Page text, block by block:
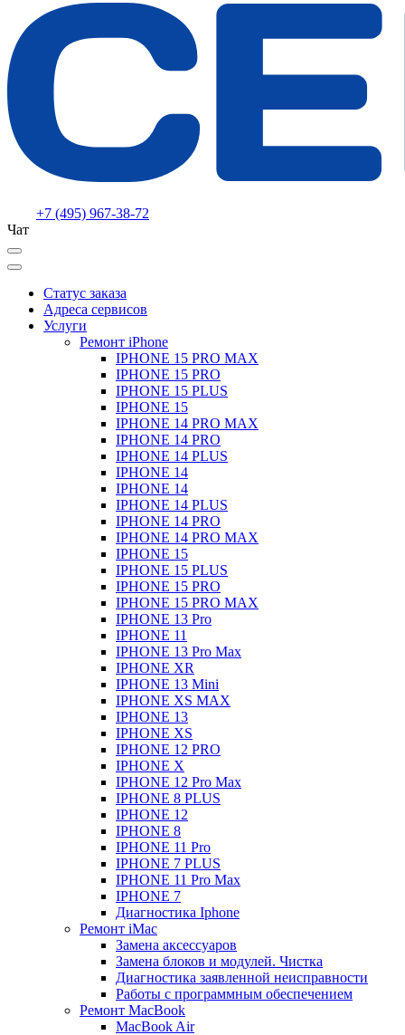
+7 (495) 967-38-72
Чат
Статус заказа
Адреса сервисов
Услуги
Ремонт iPhone
IPHONE 15 PRO MAX
IPHONE 15 PRO
IPHONE 15 PLUS
IPHONE 15
IPHONE 14 PRO MAX
IPHONE 14 PRO
IPHONE 14 PLUS
IPHONE 14
IPHONE 14
IPHONE 14 PLUS
IPHONE 14 PRO
IPHONE 14 PRO MAX
IPHONE 15
IPHONE 15 PLUS
IPHONE 15 PRO
IPHONE 15 PRO MAX
IPHONE 13 Pro
IPHONE 11
IPHONE 13 Pro Max
IPHONE XR
IPHONE 13 Mini
IPHONE XS MAX
IPHONE 13
IPHONE XS
IPHONE 12 PRO
IPHONE X
IPHONE 12 Pro Max
IPHONE 8 PLUS
IPHONE 12
IPHONE 8
IPHONE 11 Pro
IPHONE 7 PLUS
IPHONE 11 Pro Max
IPHONE 7
Диагностика Iphone
Ремонт iMac
Замена аксессуаров
Замена блоков и модулей. Чистка
Диагностика заявленной неисправности
Работы с программным обеспечением
Ремонт MacBook
MacBook Air